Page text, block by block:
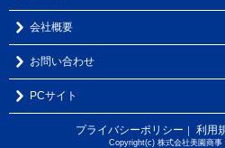
会社概要
お問い合わせ
PCサイト
プライバシーポリシー ｜ 利用
Copyright(c) 株式会社美園商事